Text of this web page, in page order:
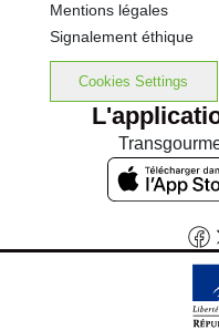
Mentions légales
Signalement éthique
Cookies Settings